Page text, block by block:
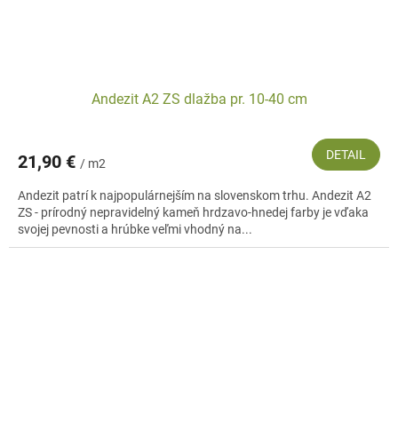
Andezit A2 ZS dlažba pr. 10-40 cm
21,90 € / m2
DETAIL
Andezit patrí k najpopulárnejším na slovenskom trhu. Andezit A2
ZS - prírodný nepravidelný kameň hrdzavo-hnedej farby je vďaka
svojej pevnosti a hrúbke veľmi vhodný na...